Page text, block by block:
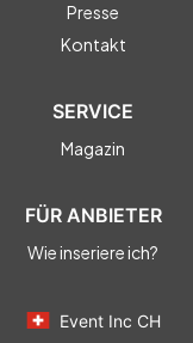
Presse
Kontakt
SERVICE
Magazin
FÜR ANBIETER
Wie inseriere ich?
Event Inc CH